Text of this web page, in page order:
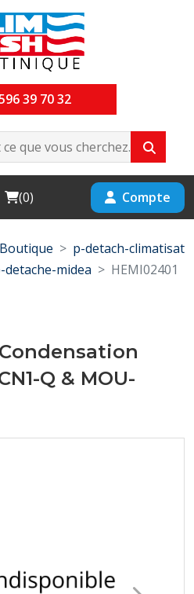
39 70 32
Cart
(0) Compte
Boutique
p-detach-climatisat
detache-midea
HEMI02401
Q & MOU-